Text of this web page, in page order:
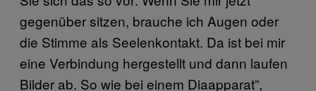
gegenüber sitzen, brauche ich Augen oder
die Stimme als Seelenkontakt. Da ist bei mir
eine Verbindung hergestellt und dann laufen
Bilder ab. So wie bei einem Diaapparat”,